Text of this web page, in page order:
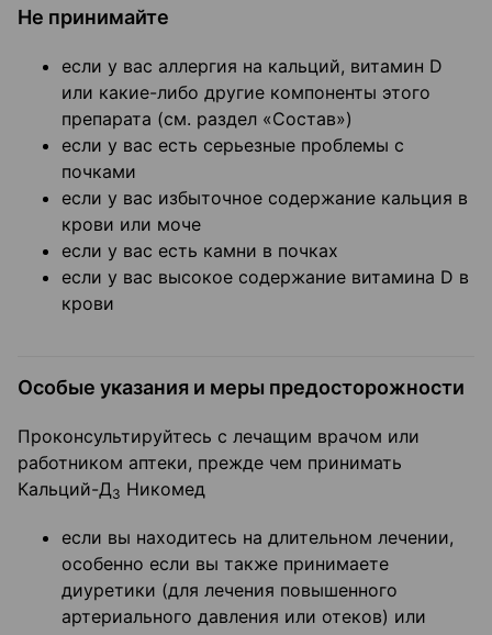
Не принимайте
если у вас аллергия на кальций, витамин D
или какие-либо другие компоненты этого
препарата (см. раздел «Состав»)
если у вас есть серьезные проблемы с
почками
если у вас избыточное содержание кальция в
крови или моче
если у вас есть камни в почках
если у вас высокое содержание витамина D в
крови
Особые указания и меры предосторожности
Проконсультируйтесь с лечащим врачом или
работником аптеки, прежде чем принимать
Кальций-Д3 Никомед
если вы находитесь на длительном лечении,
особенно если вы также принимаете
диуретики (для лечения повышенного
артериального давления или отеков) или